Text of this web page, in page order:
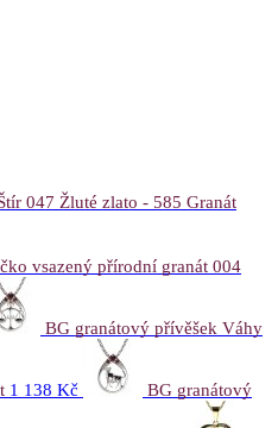
047 Žluté zlato - 585 Granát
vsazený přírodní granát 004
BG granátový přívěšek Váhy
1 138 Kč BG granátový